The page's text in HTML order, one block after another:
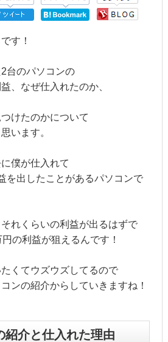
す！
台のパソコンの
、なぜ仕入れたのか、
けたのかについて
います。
僕が仕入れて
を出したことがあるパソコンで
れくらいの利益が出るはずで
の利益が狙えるんです！
くてウズウズしてるので
ンの紹介からしていきますね！
紹介と仕入れた理由